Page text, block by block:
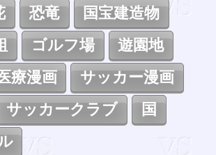
恐竜
国宝建造物
ゴルフ場
遊園地
療漫画
サッカー漫画
サッカークラブ
国